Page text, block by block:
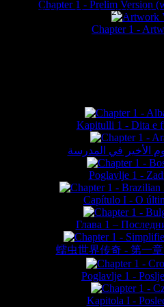
Chapter 1 - Prelim Version
Chapter 1 -
Kapitulli 1 - Dita e
الأخير في المدرسة
Poglavlje 1 -
Capítulo I - O
Глава 1 –
蠕虫世界传奇 - 第一
Poglavlje 1 -
Kapitola I -
website © Daniel Lieske 2026 -